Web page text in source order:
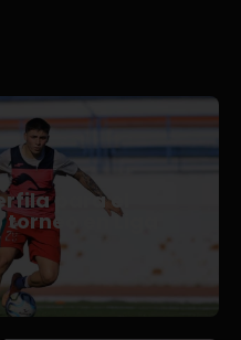
para el
en Liga